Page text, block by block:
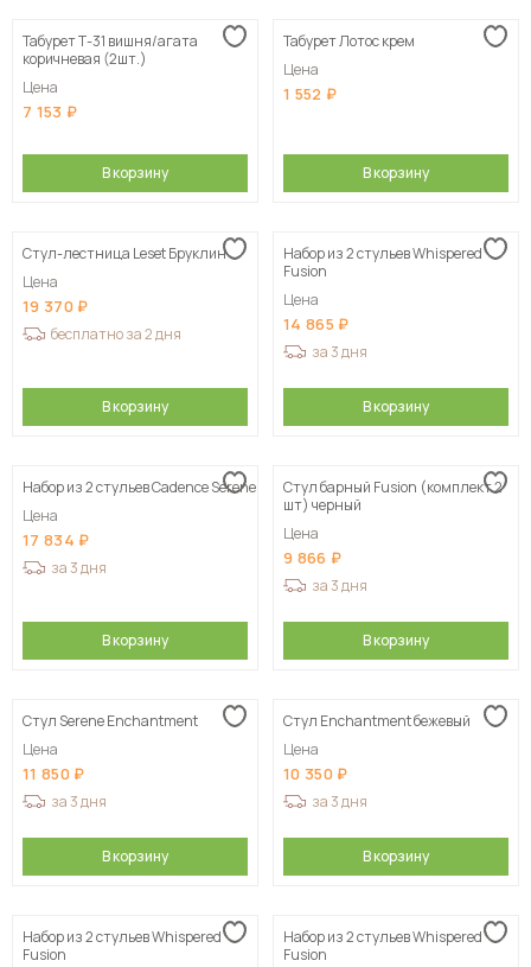
Табурет Т-31 вишня/агата
коричневая (2шт.)
Цена
7 153
В корзину
Табурет Лотос крем
Цена
1 552
В корзину
Стул-лестница Leset Бруклин
Цена
19 370
бесплатно за 2 дня
В корзину
Набор из 2 стульев Whispered
Fusion
Цена
14 865
за 3 дня
В корзину
Набор из 2 стульев Cadence Serene
Цена
17 834
за 3 дня
В корзину
Стул барный Fusion (комплект 2
шт) черный
Цена
9 866
за 3 дня
В корзину
Стул Serene Enchantment
Цена
11 850
за 3 дня
В корзину
Стул Enchantment бежевый
Цена
10 350
за 3 дня
В корзину
Набор из 2 стульев Whispered
Fusion
Набор из 2 стульев Whispered
Fusion